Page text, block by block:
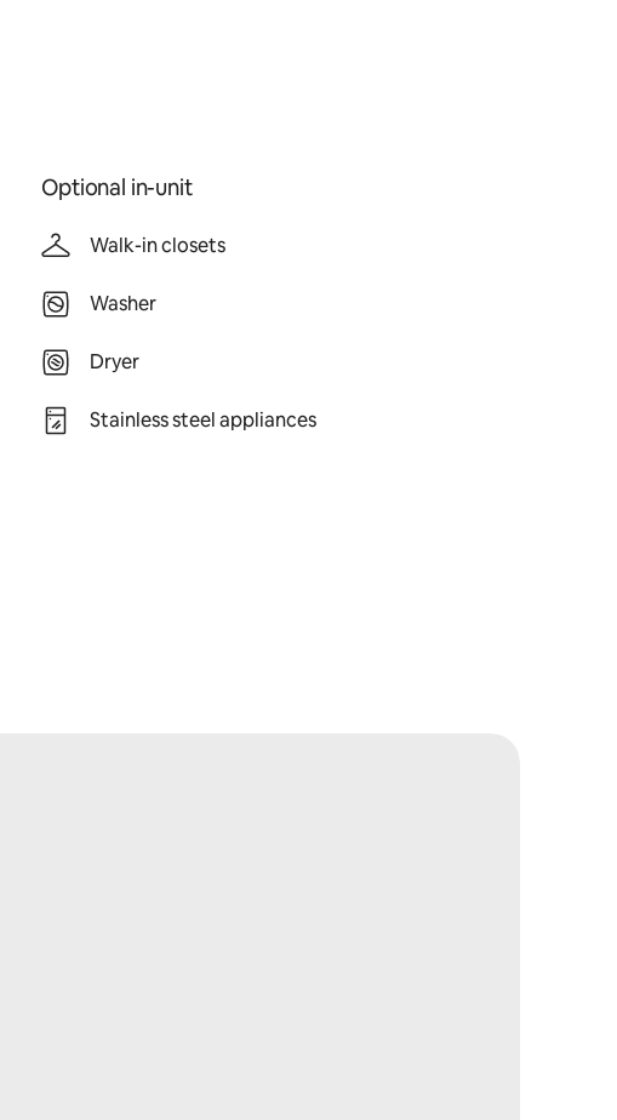
Optional in-unit
Walk-in closets
Washer
Dryer
Stainless steel appliances